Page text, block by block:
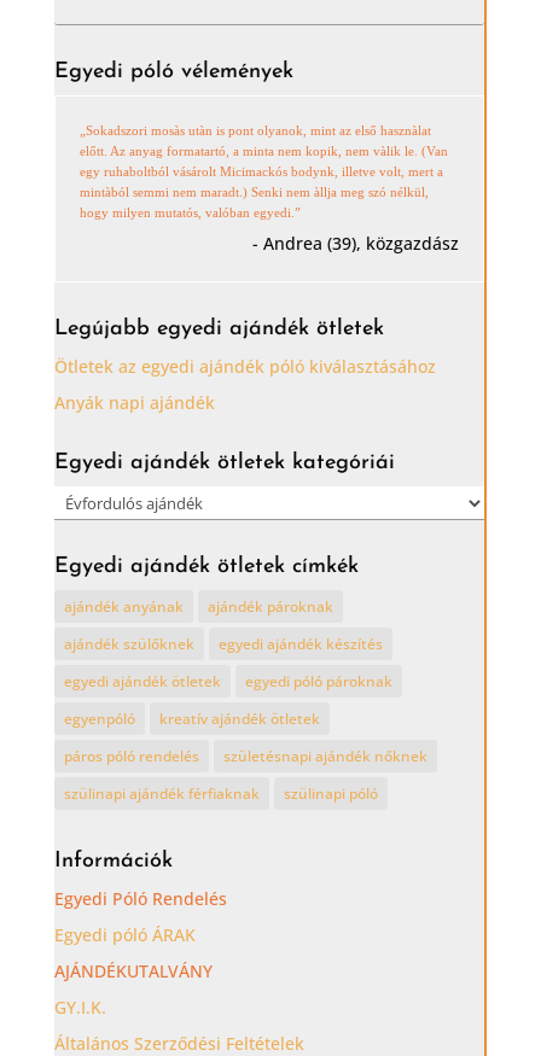
Egyedi póló vélemények
„Sokadszori mosàs utàn is pont olyanok, mint az első hasznàlat
előtt. Az anyag formatartó, a minta nem kopik, nem vàlik le. (Van
egy ruhaboltból vásárolt Micimackós bodynk, illetve volt, mert a
mintàból semmi nem maradt.) Senki nem àllja meg szó nélkül,
hogy milyen mutatós, valóban egyedi.”
- Andrea (39), közgazdász
Legújabb egyedi ajándék ötletek
Ötletek az egyedi ajándék póló kiválasztásához
Anyák napi ajándék
Egyedi ajándék ötletek kategóriái
Egyedi
ajándék
ötletek
kategóriái
Egyedi ajándék ötletek címkék
ajándék anyának
ajándék pároknak
ajándék szülőknek
egyedi ajándék készítés
egyedi ajándék ötletek
egyedi póló pároknak
egyenpóló
kreatív ajándék ötletek
páros póló rendelés
születésnapi ajándék nőknek
szülinapi ajándék férfiaknak
szülinapi póló
Információk
Egyedi Póló Rendelés
Egyedi póló ÁRAK
AJÁNDÉKUTALVÁNY
GY.I.K.
Általános Szerződési Feltételek